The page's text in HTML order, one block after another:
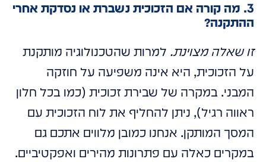
3. מה קורה אם הזכוכית נשברת או נסדקת אחרי
ההתקנה?
זו שאלה מצוינת. למרות שהטכנולוגיה מותקנת
על הזכוכית, היא אינה משפיעה על חוזקה
המבני. במקרה של שבירת זכוכית (כמו בכל חלון
ראווה רגיל), ניתן להחליף את לוח הזכוכית עם
המסך המותקן. אנחנו כמובן מלווים אתכם גם
במקרים כאלה עם פתרונות מהירים ואפקטיביים.